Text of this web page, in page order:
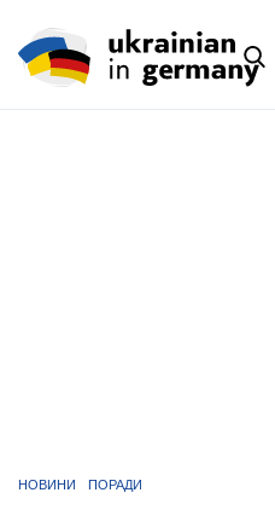
НОВИНИ ПОРАДИ